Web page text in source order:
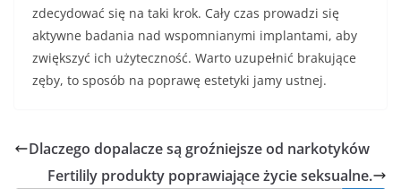
zdecydować się na taki krok. Cały czas prowadzi się
aktywne badania nad wspomnianymi implantami, aby
zwiększyć ich użyteczność. Warto uzupełnić brakujące
zęby, to sposób na poprawę estetyki jamy ustnej.
Dlaczego dopalacze są groźniejsze od narkotyków
Fertilily produkty poprawiające życie seksualne.